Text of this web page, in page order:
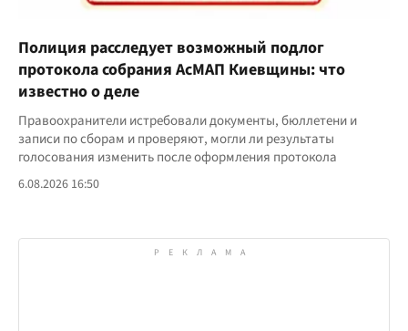
Полиция расследует возможный подлог
протокола собрания АсМАП Киевщины: что
известно о деле
Правоохранители истребовали документы, бюллетени и
записи по сборам и проверяют, могли ли результаты
голосования изменить после оформления протокола
6.08.2026 16:50